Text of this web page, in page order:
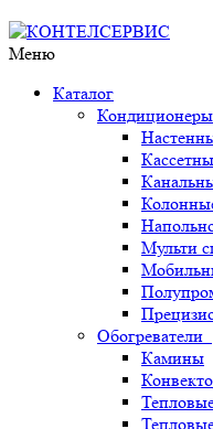
Меню
Каталог
Кондиционеры
Мульти
Обогреватели
Камины